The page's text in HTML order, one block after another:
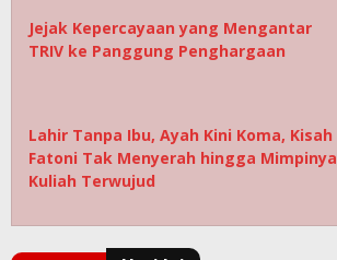
Jejak Kepercayaan yang Mengantar
TRIV ke Panggung Penghargaan
Lahir Tanpa Ibu, Ayah Kini Koma, Kisah
Fatoni Tak Menyerah hingga Mimpinya
Kuliah Terwujud